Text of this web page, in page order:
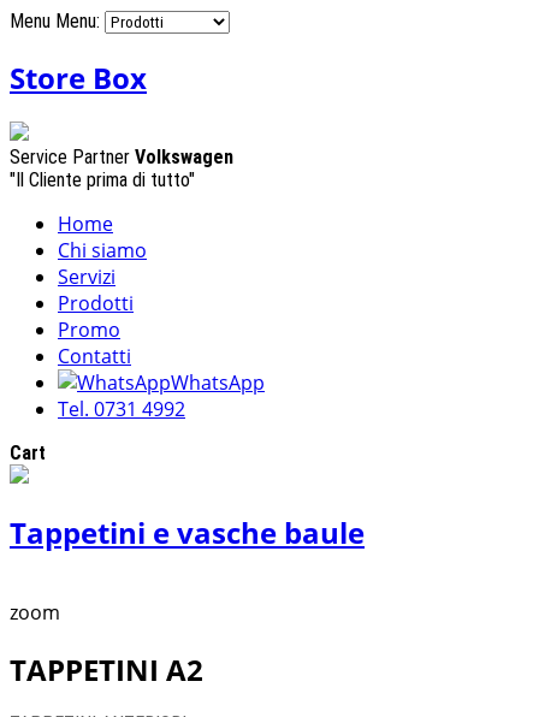
Menu Menu:
Store Box
Service Partner Volkswagen
"Il Cliente prima di tutto"
Home
Chi siamo
Servizi
Prodotti
Promo
Contatti
WhatsApp
Tel. 0731 4992
Cart
Tappetini e vasche baule
zoom
TAPPETINI A2